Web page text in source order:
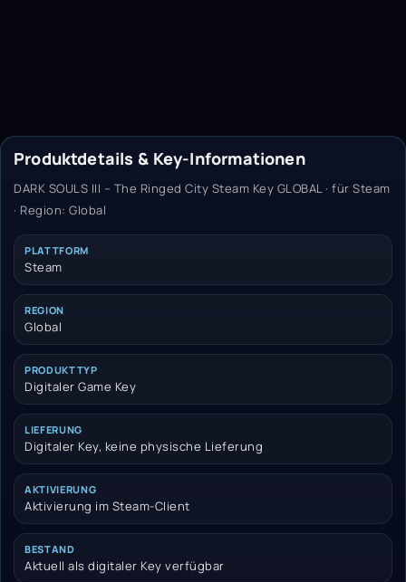
Produktdetails & Key-Informationen
DARK SOULS III – The Ringed City Steam Key GLOBAL · für Steam
· Region: Global
PLATTFORM
Steam
REGION
Global
PRODUKTTYP
Digitaler Game Key
LIEFERUNG
Digitaler Key, keine physische Lieferung
AKTIVIERUNG
Aktivierung im Steam-Client
BESTAND
Aktuell als digitaler Key verfügbar